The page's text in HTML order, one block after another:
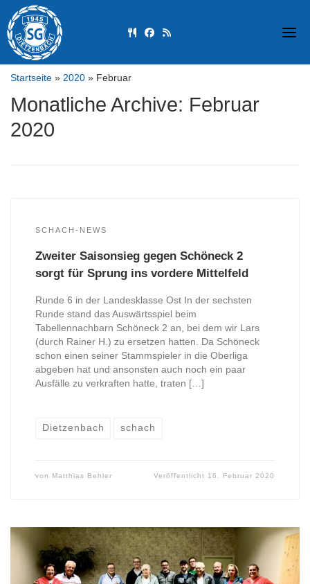
content
fas fa-utensils
fab fa-facebook
fas fa-rss
Startseite » 2020 » Februar
Monatliche Archive: Februar
2020
SCHACH-NEWS
Zweiter Saisonsieg gegen Schöneck 2
sorgt für Sprung ins vordere Mittelfeld
Runde 6 in der Landesklasse Ost In der sechsten
Runde stand das Auswärtsspiel beim
Tabellennachbarn Schöneck 2 an, bei dem wir Lars
(durch Rainer H.) zu ersetzen hatten. Da Schöneck
schon einen seiner Stammspieler in die Oberliga
abgeben hat und ansonsten auch noch ein paar
Ausfälle zu verkraften hatte, traten […]
Dietzenbach schach
von Matthias Behler Veröffentlicht 16. Februar 2020